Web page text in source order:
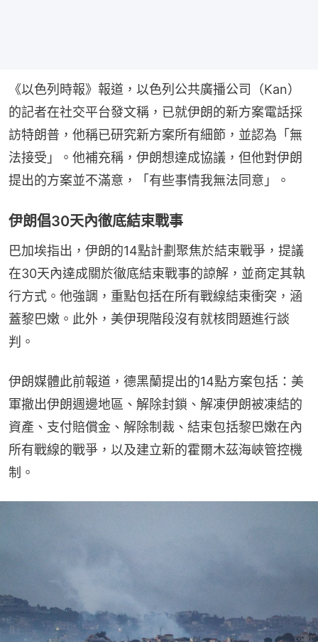
《以色列時報》報道，以色列公共廣播公司（Kan）
的記者在社交平台發文稱，已就伊朗的新方案電話採
訪特朗普，他稱已研究新方案所有細節，並認為「無
法接受」。他補充稱，伊朗想達成協議，但他對伊朗
提出的方案並不滿意，「有些事情我無法同意」。
伊朗倡30天內徹底結束戰事
巴加埃指出，伊朗的14點計劃聚焦於結束戰爭，提議
在30天內達成關於徹底結束戰事的諒解，並商定其執
行方式。他強調，重點包括在所有戰線結束衝突，涵
蓋黎巴嫩。此外，美伊現階段沒有就核問題進行談
判。
伊朗媒體此前報道，德黑蘭提出的14點方案包括：美
軍撤出伊朗週邊地區、解除封鎖、解凍伊朗被凍結的
資產、支付賠償金、解除制裁、結束包括黎巴嫩在內
所有戰線的戰爭，以及建立新的霍爾木茲海峽管控機
制。